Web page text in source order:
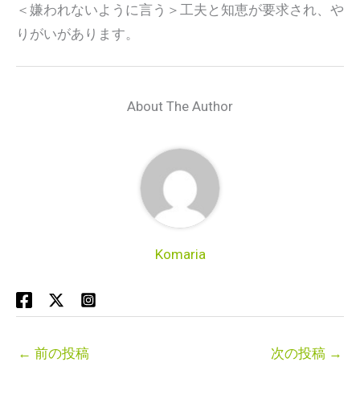
＜嫌われないように言う＞工夫と知恵が要求され、や
りがいがあります。
About The Author
Komaria
← 前の投稿 次の投稿 →